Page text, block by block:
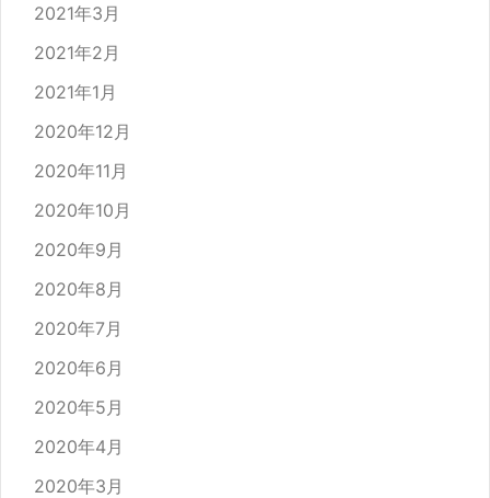
2021年3月
2021年2月
2021年1月
2020年12月
2020年11月
2020年10月
2020年9月
2020年8月
2020年7月
2020年6月
2020年5月
2020年4月
2020年3月